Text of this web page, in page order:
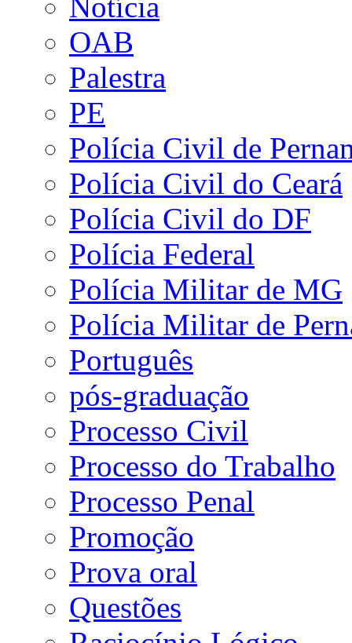
Notícia
OAB
Palestra
PE
Polícia Civil de
Polícia Civil do Ceará
Polícia Civil do DF
Polícia Federal
Polícia Militar de MG
Polícia Militar de
Português
pós-graduação
Processo Civil
Processo do Trabalho
Processo Penal
Promoção
Prova oral
Questões